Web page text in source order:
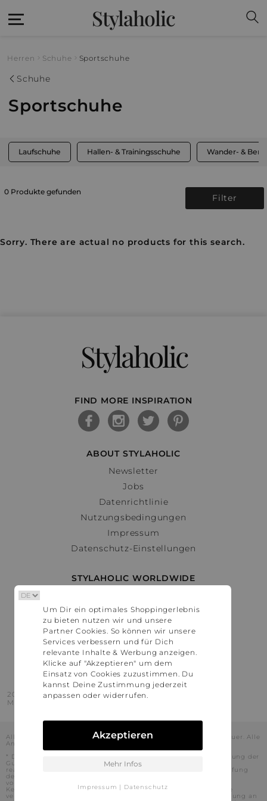
Stylaholic
Herren Schuhe Sportschuhe
Schuhe
Sportschuhe
Laufschuhe Hallen- & Trainingsschuhe Wander- &
0 Produkte gefunden
Filter
Sorry. There are actual no products for this search.
Stylaholic
FIND MORE INSPIRATION
ABOUT STYLAHOLIC
Newsletter
Jobs
Datenrichtlinie
Nutzungsbedingungen
Impressum
Datenschutz-Einstellungen
STYLAHOLIC WORLDWIDE
Österreich
Schweiz
France
United States
2016 - 2026 © Stylaholic.
Made for you with love in munich.
Alle Preise inkl. der jeweils geltenden gesetzlichen Mehrwertsteuer. Alle
Angaben ohne Gewähr.
* Die angezeigten Preise beinhalten Rabatte, die durch die Nutzung der
Gutschein-Codes auf den Seiten unserer Partner voraussichtlich
realisiert werden können. Stylaholic führt keine vollständige Prüfung
der Gutschein-Codes durch und es kann daher in Einzelfällen
vorkommen, dass die Gutscheine abweichend von unserem
Kenntnisstand bei dem jeweiligen Shop nicht oder nur teilweise
verwendet werden können. Darüber hinaus kann deren Verwendung an
Um Dir ein optimales Shoppingerlebnis
zu bieten nutzen wir und unsere
Partner Cookies. So können wir unsere
Services verbessern und für Dich
relevante Inhalte & Werbung anzeigen.
Klicke auf "Akzeptieren" um dem
Einsatz von Cookies zuzustimmen. Du
kannst Deine Zustimmung jederzeit
anpassen oder widerrufen.
Akzeptieren
Mehr Infos
Impressum | Datenschutz